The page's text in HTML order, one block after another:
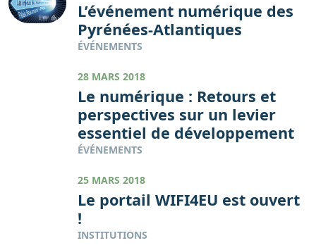
L’événement numérique des
Pyrénées-Atlantiques
ÉVÉNEMENTS
28 MARS 2018
Le numérique : Retours et
perspectives sur un levier
essentiel de développement
ÉVÉNEMENTS
25 MARS 2018
Le portail WIFI4EU est ouvert
!
INSTITUTIONS